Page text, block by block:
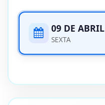
09 DE ABRIL
SEXTA